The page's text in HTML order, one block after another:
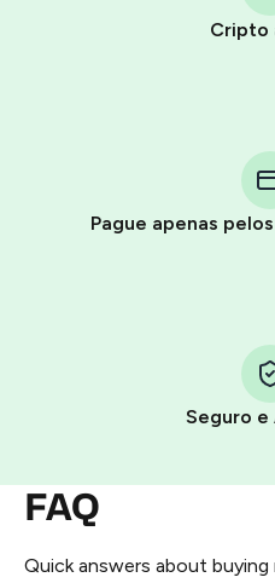
Cripto
Pague apenas
Seguro e
FAQ
Quick answers about
You purchase Stars via the
Step 1: Create the order
Pay with Telegram